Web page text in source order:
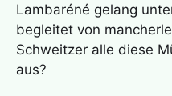
Lambaréné gelang
begleitet von
Schweitzer alle diese
aus?